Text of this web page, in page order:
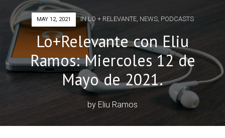
MAY 12, 2021 INLO + RELEVANTE, NEWS, PODCASTS
Lo+Relevante con Eliu
Ramos: Miercoles 12 de
Mayo de 2021.
by Eliu Ramos